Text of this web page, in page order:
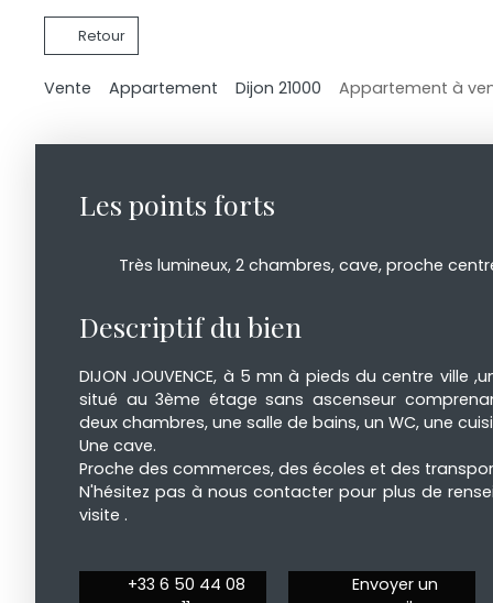
Retour
Vente Appartement Dijon 21000 Appartement à
Les points forts
Très lumineux, 2 chambres, cave, proche
Descriptif du bien
DIJON JOUVENCE, à 5 mn à pieds du centre ville
situé au 3ème étage sans ascenseur
deux chambres, une salle de bains, un WC, une
Une cave.
Proche des commerces, des écoles et des
N'hésitez pas à nous contacter pour plus de
visite .
+33 6 50 44 08
Envoyer un